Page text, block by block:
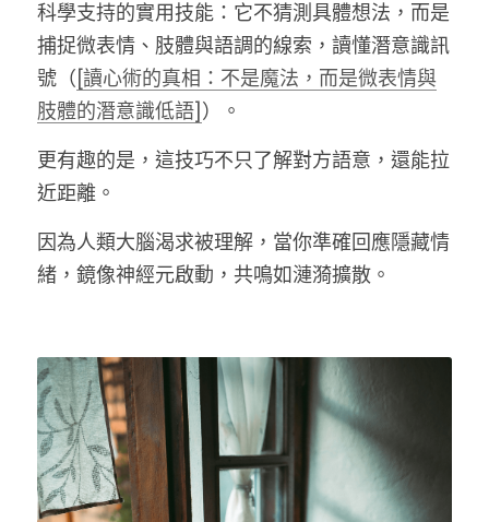
科學支持的實用技能：它不猜測具體想法，而是
捕捉微表情、肢體與語調的線索，讀懂潛意識訊
號（ [讀心術的真相：不是魔法，而是微表情與
肢體的潛意識低語] ）。
更有趣的是，這技巧不只了解對方語意，還能拉
近距離 。
因為人類大腦渴求被理解，當你準確回應隱藏情
緒，鏡像神經元啟動，共鳴如漣漪擴散。